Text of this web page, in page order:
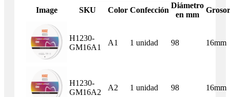
Image
SKU Color Confección
Diámetro
en mm
Grosor
H1230-
GM16A1
A1 1 unidad 98 16mm
H1230-
GM16A2
A2 1 unidad 98 16mm